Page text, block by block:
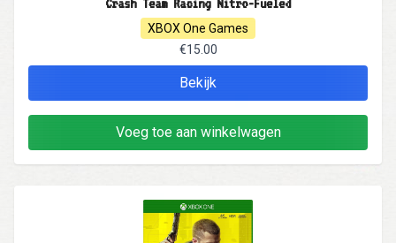
Crash Team Racing Nitro-Fueled
XBOX One Games
€15.00
Bekijk
Voeg toe aan winkelwagen